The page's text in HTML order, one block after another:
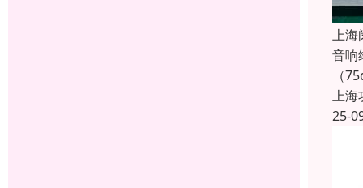
上海
音响
（
上海
25-